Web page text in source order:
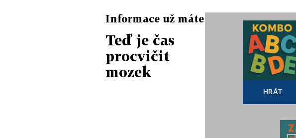
Informace už máte
Teď je čas
procvičit
mozek
HRÁT